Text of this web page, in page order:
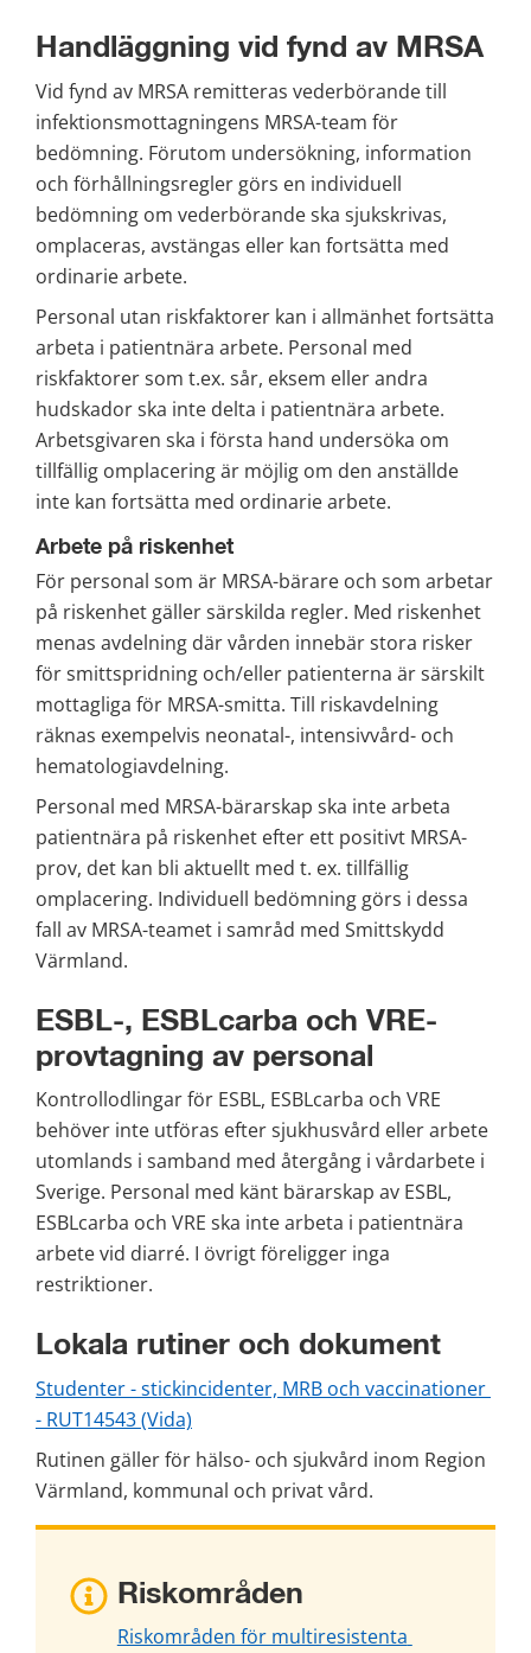
Handläggning vid fynd av MRSA
Vid fynd av MRSA remitteras vederbörande till
infektionsmottagningens MRSA-team för
bedömning. Förutom undersökning, information
och förhållningsregler görs en individuell
bedömning om vederbörande ska sjukskrivas,
omplaceras, avstängas eller kan fortsätta med
ordinarie arbete.
Personal utan riskfaktorer kan i allmänhet fortsätta
arbeta i patientnära arbete. Personal med
riskfaktorer som t.ex. sår, eksem eller andra
hudskador ska inte delta i patientnära arbete.
Arbetsgivaren ska i första hand undersöka om
tillfällig omplacering är möjlig om den anställde
inte kan fortsätta med ordinarie arbete.
Arbete på riskenhet
För personal som är MRSA-bärare och som arbetar
på riskenhet gäller särskilda regler. Med riskenhet
menas avdelning där vården innebär stora risker
för smittspridning och/eller patienterna är särskilt
mottagliga för MRSA-smitta. Till riskavdelning
räknas exempelvis neonatal-, intensivvård- och
hematologiavdelning.
Personal med MRSA-bärarskap ska inte arbeta
patientnära på riskenhet efter ett positivt MRSA-
prov, det kan bli aktuellt med t. ex. tillfällig
omplacering. Individuell bedömning görs i dessa
fall av MRSA-teamet i samråd med Smittskydd
Värmland.
ESBL-, ESBLcarba och VRE-
provtagning av personal
Kontrollodlingar för ESBL, ESBLcarba och VRE
behöver inte utföras efter sjukhusvård eller arbete
utomlands i samband med återgång i vårdarbete i
Sverige. Personal med känt bärarskap av ESBL,
ESBLcarba och VRE ska inte arbeta i patientnära
arbete vid diarré. I övrigt föreligger inga
restriktioner.
Lokala rutiner och dokument
Studenter - stickincidenter, MRB och vaccinationer
- RUT14543 (Vida)
Rutinen gäller för hälso- och sjukvård inom Region
Värmland, kommunal och privat vård.
Riskområden
Riskområden för multiresistenta